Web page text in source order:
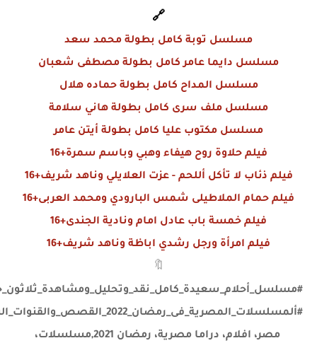
🔗
مسلسل توبة كامل بطولة محمد سعد
مسلسل دايما عامر كامل بطولة مصطفى شعبان
مسلسل المداح كامل بطولة حماده هلال
مسلسل ملف سرى كامل بطولة هاني سلامة
مسلسل مكتوب عليا كامل بطولة أيتن عامر
فيلم حلاوة روح هيفاء وهبي وباسم سمرة+16
فيلم ذئاب لا تأكل أللحم - عزت العلايلي وناهد شريف+16
فيلم حمام الملاطيلى شمس البارودي ومحمد العربى+16
فيلم خمسة باب عادل امام ونادية الجندى+16
فيلم امرأة ورجل رشدي اباظة وناهد شريف+16
🔖
#
#ألمسلسلات_المصرية_فى_رمضان_2022_القصص_والقنوات_الناقلة
مصر، افلام، دراما مصرية، رمضان 2021,مسلسلات،